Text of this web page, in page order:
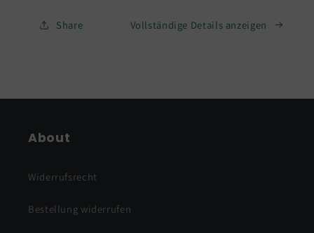
Lieferung
Lieferung
deutschlandweit
Share Vollständige Details anzeigen
About
Widerrufsrecht
Bestellung widerrufen